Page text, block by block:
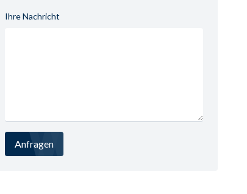
Ihre Nachricht
Anfragen